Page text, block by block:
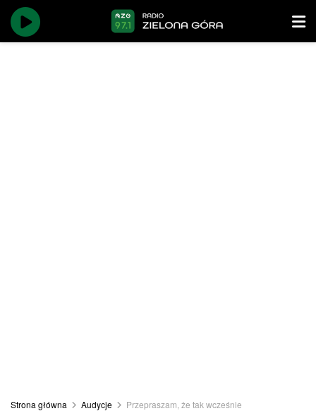
Strona główna Audycje Przepraszam, że tak wcześnie